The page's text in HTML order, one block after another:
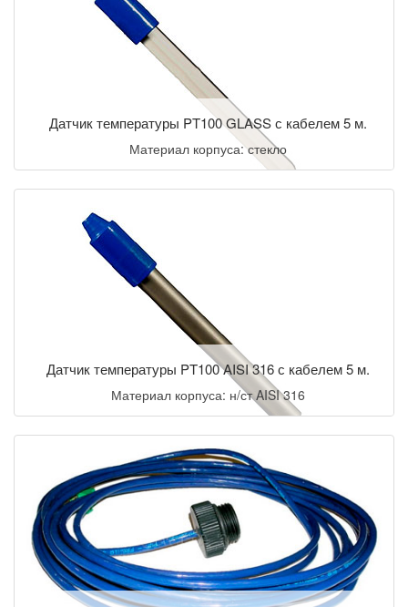
Датчик температуры PT100 GLASS с кабелем 5 м.
Материал корпуса: стекло
Датчик температуры PT100 AISI 316 с кабелем 5 м.
Материал корпуса: н/ст AISI 316